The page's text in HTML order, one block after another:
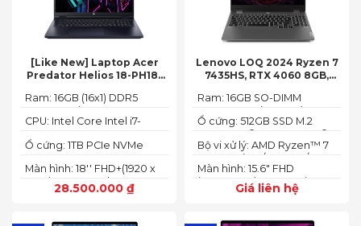
[Like New] Laptop Acer
Predator Helios 18-PH18-
13700HX, RTX 4060 8GB,
16GB, SSD 1TB, 18″ FHD+
165HZ)
28.500.000 ₫
Màn hình: 18'' FHD+(1920 x
1200) 165 Hz In-plane
Switching (IPS)
Ổ cứng: 1TB PCIe NVMe
CPU: Intel Core Intel i7-
GHz 30MB
Ram: 16GB (16x1) DDR5
4800MHz (2x SO-DIMM
socket, up to 32GB
Lenovo LOQ 2024 Ryzen 7
7435HS, RTX 4060 8GB,
144Hz, 100% sRGB
Giá liên hệ
Màn hình: 15.6" FHD
(1920x1080) IPS 300nits
Anti-glare, 100% sRGB,
Bộ vi xử lý: AMD Ryzen™ 7
74355HS (8C / 16T, 3.8 /
5.1GHz, 8MB L2 / 16MB L3)
Ổ cứng: 512GB SSD M.2
2242 PCIe® 4.0x4 NVMe®
(2 slots nvme)
Ram: 16GB SO-DIMM
DDR5-5600 (max 64)